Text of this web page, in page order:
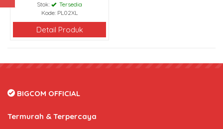
Stok:
Tersedia
Kode: PL02XL
Detail Produk
BIGCOM OFFICIAL
Termurah & Terpercaya